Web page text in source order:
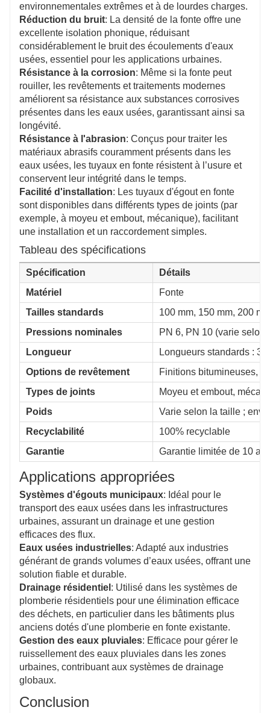
environnementales extrêmes et à de lourdes charges.
Réduction du bruit: La densité de la fonte offre une
excellente isolation phonique, réduisant
considérablement le bruit des écoulements d'eaux
usées, essentiel pour les applications urbaines.
Résistance à la corrosion: Même si la fonte peut
rouiller, les revêtements et traitements modernes
améliorent sa résistance aux substances corrosives
présentes dans les eaux usées, garantissant ainsi sa
longévité.
Résistance à l'abrasion: Conçus pour traiter les
matériaux abrasifs couramment présents dans les
eaux usées, les tuyaux en fonte résistent à l’usure et
conservent leur intégrité dans le temps.
Facilité d'installation: Les tuyaux d'égout en fonte
sont disponibles dans différents types de joints (par
exemple, à moyeu et embout, mécanique), facilitant
une installation et un raccordement simples.
Tableau des spécifications
Spécification
Détails
Matériel
Fonte
Tailles standards
100 mm, 150 mm, 200
Pressions nominales
PN 6, PN 10 (varie selon
Longueur
Longueurs standards :
Options de revêtement
Finitions bitumineuses,
Types de joints
Moyeu et embout,
Poids
Varie selon la taille ;
Recyclabilité
100% recyclable
Garantie
Garantie limitée de 10
Applications appropriées
Systèmes d'égouts municipaux: Idéal pour le
transport des eaux usées dans les infrastructures
urbaines, assurant un drainage et une gestion
efficaces des flux.
Eaux usées industrielles: Adapté aux industries
générant de grands volumes d’eaux usées, offrant une
solution fiable et durable.
Drainage résidentiel : Utilisé dans les systèmes de
plomberie résidentiels pour une élimination efficace
des déchets, en particulier dans les bâtiments plus
anciens dotés d'une plomberie en fonte existante.
Gestion des eaux pluviales: Efficace pour gérer le
ruissellement des eaux pluviales dans les zones
urbaines, contribuant aux systèmes de drainage
globaux.
Conclusion